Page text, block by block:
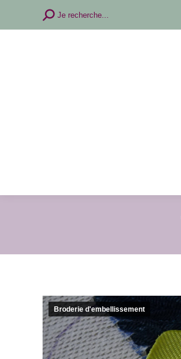
Recherche
Je recherche...
Broderie d'embellissement